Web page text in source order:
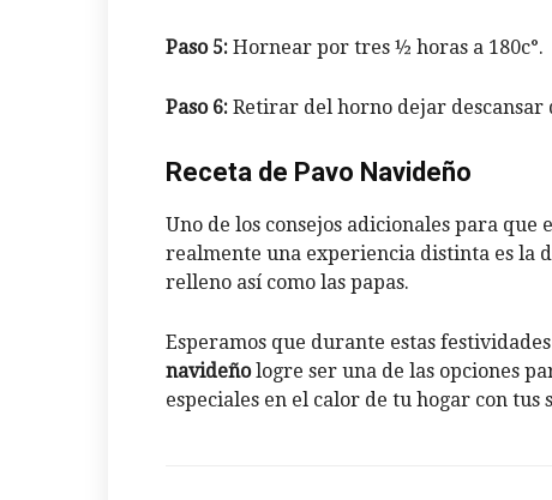
Paso 5: Hornear por tres ½ horas a 180c°.
Paso 6: Retirar del horno dejar
Receta de Pavo Navideño
Uno de los consejos adicionales para que
realmente una experiencia distinta es la
relleno así como las papas.
Esperamos que durante estas
navideñologre ser una de las opciones
especiales en el calor de tu hogar con tus